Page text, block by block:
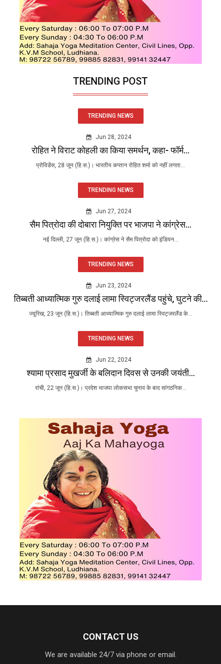
TRENDING POST
TRENDING NEWS
Jun 28, 2024
रोहित ने विराट कोहली का किया समर्थन, कहा- फॉर्म...
प्रोविडेंस, 28 जून (हि.स.)। भारतीय कप्तान रोहित शर्मा को नहीं लगता...
TRENDING NEWS
Jun 27, 2024
सैम पित्रोदा की दोबारा नियुक्ति पर भाजपा ने कांग्रेस...
नई दिल्ली, 27 जून (हि.स.)। कांग्रेस ने सैम पित्रोदा को इंडियन...
TRENDING NEWS
Jun 23, 2024
तिब्बती आध्यात्मिक गुरु दलाई लामा स्विट्जरलैंड पहुंचे, घुटने की...
ज्यूरिख, 23 जून (हि.स.)। तिब्बती आध्यात्मिक गुरु दलाई लामा स्विट्जरलैंड के...
TRENDING NEWS
Jun 22, 2024
श्यामा प्रसाद मुखर्जी के बलिदान दिवस से उनकी जयंती...
रांची, 22 जून (हि.स.)। प्रदेश भाजपा लोकसभा चुनाव के बाद सांगठनिक...
CONTACT US
We are available 24/7 via phone or email.